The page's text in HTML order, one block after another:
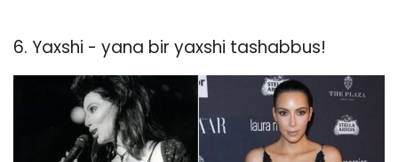
6. Yaxshi - yana bir yaxshi tashabbus!